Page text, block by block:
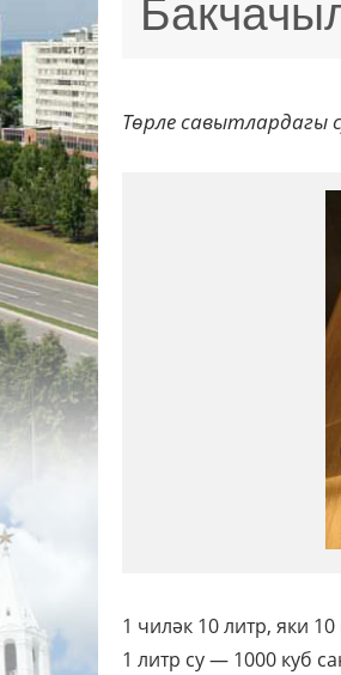
Төрле савытлардагы
1 чиләк 10 литр, яки
1 литр су — 1000 куб